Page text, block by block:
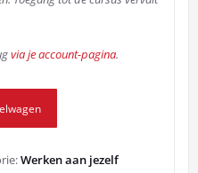
via je account-pagina.
Werken aan jezelf